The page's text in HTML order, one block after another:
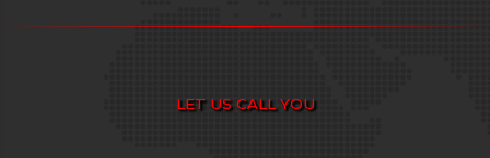
LET US CALL YOU